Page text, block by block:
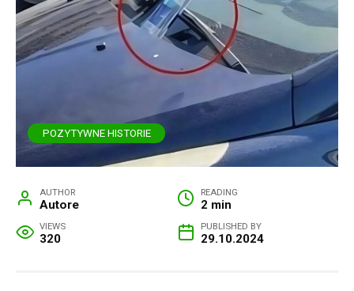
POZYTYWNE HISTORIE
AUTHOR
Autore
READING
2 min
VIEWS
320
PUBLISHED BY
29.10.2024